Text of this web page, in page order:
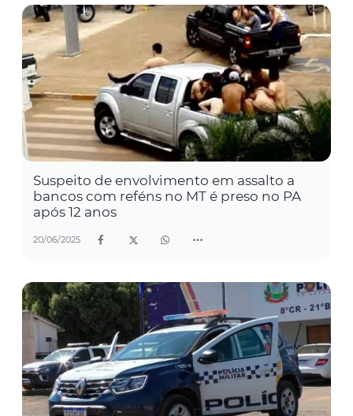
Suspeito de envolvimento em assalto a
bancos com reféns no MT é preso no PA
após 12 anos
20/06/2025